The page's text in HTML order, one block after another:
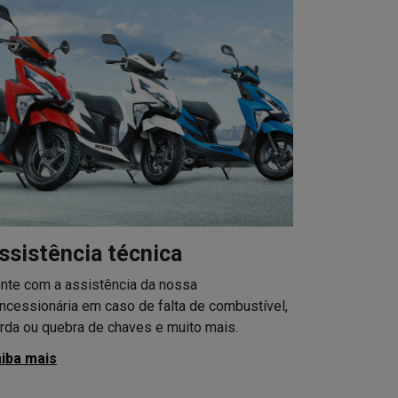
técnica
com a assistência da nossa
em caso de falta de combustível,
ou quebra de chaves e muito mais.
mais